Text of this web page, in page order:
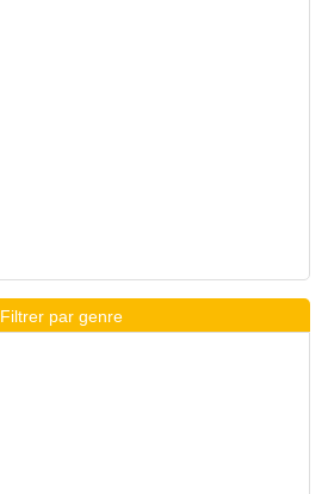
Filtrer par genre